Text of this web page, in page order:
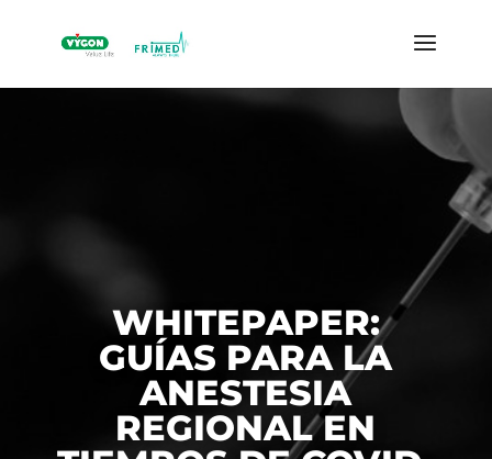
WHITEPAPER:
GUÍAS PARA LA
ANESTESIA
REGIONAL EN